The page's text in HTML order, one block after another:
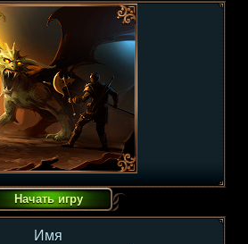
Имя